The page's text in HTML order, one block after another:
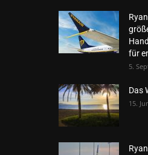
für
5.
Das
15.